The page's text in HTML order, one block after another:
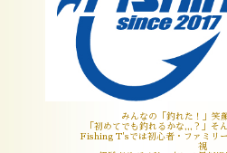
みんなの「釣れた！」笑
「初めてでも釣れるかな,,,？」そ
Fishing T'sでは初心者・ファミリ
視